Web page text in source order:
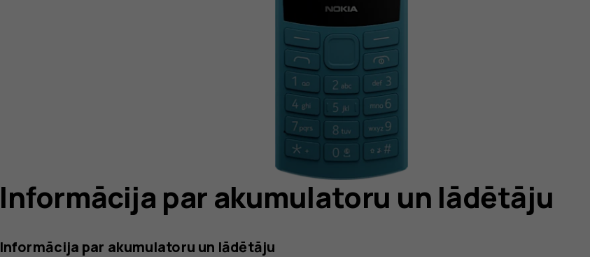
Informācija par akumulatoru un lādētāju
Informācija par akumulatoru un lādētāju